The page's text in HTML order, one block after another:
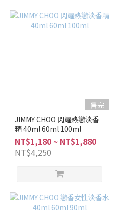
美
芳
香
調
(1)
調
(1)
售完
JIMMY CHOO 閃耀熱戀淡香
精 40ml 60ml 100ml
NT$1,180 ~ NT$1,880
NT$4,250